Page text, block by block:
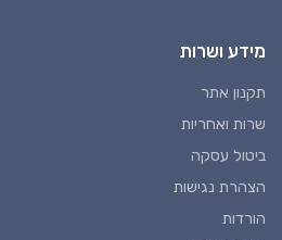
מידע ושרות
תקנון אתר
שרות ואחריות
ביטול עסקה
הצהרת נגישות
הורדות